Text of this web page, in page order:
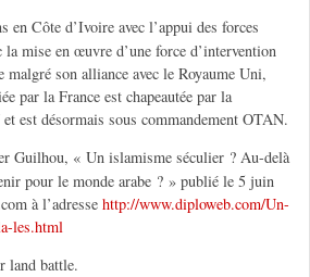
en Côte d’Ivoire avec l’appui des forces
mise en œuvre d’une force d’intervention
malgré son alliance avec le Royaume Uni,
par la France est chapeautée par la
est désormais sous commandement OTAN.
Guilhou, « Un islamisme séculier ? Au-delà
pour le monde arabe ? » publié le 5 juin
à l’adresse http://www.diploweb.com/Un-
les.html
land battle.